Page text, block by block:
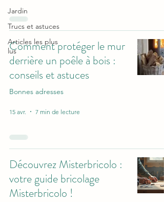
Jardin
Trucs et astuces
Articles les plus
lus
Comment protéger le mur
derrière un poêle à bois :
conseils et astuces
Bonnes adresses
15 avr. 7 min de lecture
Découvrez Misterbricolo :
votre guide bricolage
Misterbricolo !